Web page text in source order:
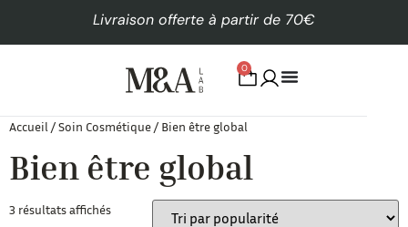
Livraison offerte à partir de 70€
0
Accueil /Soin Cosmétique/ Bien être global
Bien être global
3 résultats affichés